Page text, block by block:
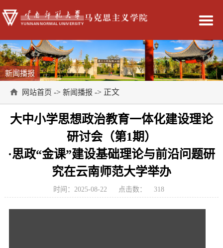
新闻播报
网站首页 -> 新闻播报 -> 正文
大中小学思想政治教育一体化建设理论
研讨会（第1期）
·思政“金课”建设基础理论与前沿问题研
究在云南师范大学举办
时间：2025-08-22 点击数： 318